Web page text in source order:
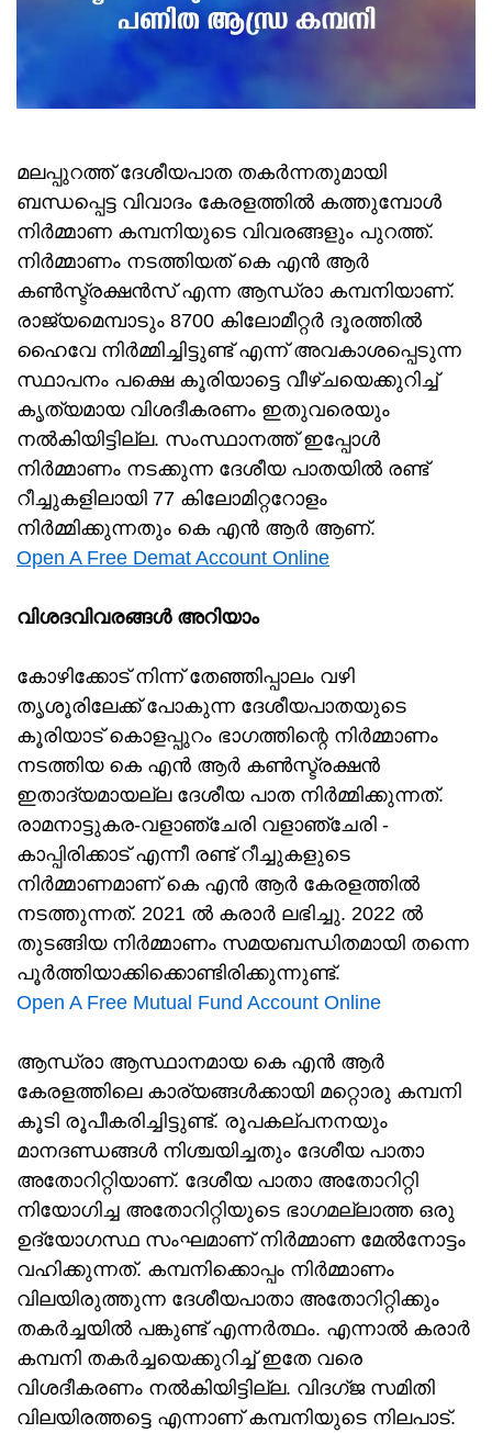
മലപ്പുറത്ത് ദേശീയപാത തകർന്നതുമായി
ബന്ധപ്പെട്ട വിവാദം കേരളത്തിൽ കത്തുമ്പോൾ
നിർമ്മാണ കമ്പനിയുടെ വിവരങ്ങളും പുറത്ത്.
നിർമ്മാണം നടത്തിയത് കെ എൻ ആർ
കൺസ്ട്രക്ഷൻസ് എന്ന ആന്ധ്രാ കമ്പനിയാണ്.
രാജ്യമെമ്പാടും 8700 കിലോമീറ്റർ ദൂരത്തിൽ
ഹൈവേ നിർമ്മിച്ചിട്ടുണ്ട് എന്ന് അവകാശപ്പെടുന്ന
സ്ഥാപനം പക്ഷെ കൂരിയാട്ടെ വീഴ്ചയെക്കുറിച്ച്
കൃത്യമായ വിശദീകരണം ഇതുവരെയും
നൽകിയിട്ടില്ല. സംസ്ഥാനത്ത് ഇപ്പോൾ
നിർമ്മാണം നടക്കുന്ന ദേശീയ പാതയിൽ രണ്ട്
റീച്ചുകളിലായി 77 കിലോമിറ്ററോളം
നിർമ്മിക്കുന്നതും കെ എൻ ആർ ആണ്.
Open A Free Demat Account Online
വിശദവിവരങ്ങൾ അറിയാം
കോഴിക്കോട് നിന്ന് തേഞ്ഞിപ്പാലം വഴി
തൃശൂരിലേക്ക് പോകുന്ന ദേശീയപാതയുടെ
കൂരിയാട് കൊളപ്പുറം ഭാഗത്തിന്റെ നിർമ്മാണം
നടത്തിയ കെ എൻ ആർ കൺസ്ട്രക്ഷൻ
ഇതാദ്യമായല്ല ദേശീയ പാത നിർമ്മിക്കുന്നത്.
രാമനാട്ടുകര-വളാഞ്ചേരി വളാഞ്ചേരി -
കാപ്പിരിക്കാട് എന്നീ രണ്ട് റീച്ചുകളുടെ
നിർമ്മാണമാണ് കെ എൻ ആ‍ർ കേരളത്തിൽ
നടത്തുന്നത്. 2021 ൽ കരാർ ലഭിച്ചു. 2022 ൽ
തുടങ്ങിയ നിർമ്മാണം സമയബന്ധിതമായി തന്നെ
പൂർത്തിയാക്കിക്കൊണ്ടിരിക്കുന്നുണ്ട്.
Open A Free Mutual Fund Account Online
ആന്ധ്രാ ആസ്ഥാനമായ കെ എൻ ആർ
കേരളത്തിലെ കാര്യങ്ങൾക്കായി മറ്റൊരു കമ്പനി
കൂടി രൂപീകരിച്ചിട്ടുണ്ട്. രൂപകല്പനനയും
മാനദണ്ഡങ്ങൾ നിശ്ചയിച്ചതും ദേശീയ പാതാ
അതോറിറ്റിയാണ്. ദേശീയ പാതാ അതോറിറ്റി
നിയോഗിച്ച അതോറിറ്റിയുടെ ഭാഗമല്ലാത്ത ഒരു
ഉദ്യോഗസ്ഥ സംഘമാണ് നിർമ്മാണ മേൽനോട്ടം
വഹിക്കുന്നത്. കമ്പനിക്കൊപ്പം നിർമ്മാണം
വിലയിരുത്തുന്ന ദേശീയപാതാ അതോറിറ്റിക്കും
തകർച്ചയിൽ പങ്കുണ്ട് എന്നർത്ഥം. എന്നാൽ കരാർ
കമ്പനി തകർച്ചയെക്കുറിച്ച് ഇതേ വരെ
വിശദീകരണം നൽകിയിട്ടില്ല. വിദഗ്ജ സമിതി
വിലയിരത്തട്ടെ എന്നാണ് കമ്പനിയുടെ നിലപാട്.